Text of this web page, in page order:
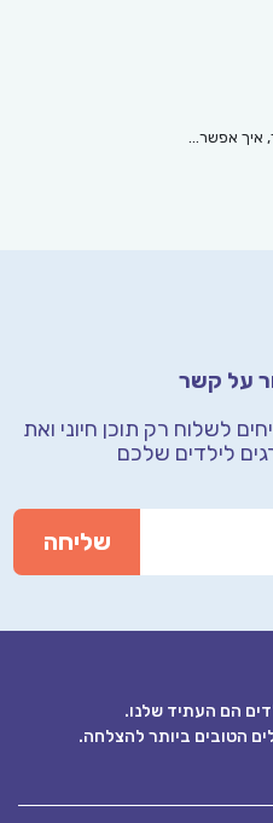
אפשר…
על קשר
לשלוח רק תוכן חיוניואת
לילדים שלכם
הם העתיד שלנו.
הטובים ביותר להצלחה.